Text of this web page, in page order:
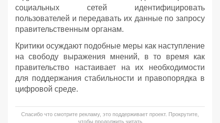
социальных сетей идентифицировать
пользователей и передавать их данные по запросу
правительственным органам.
Критики осуждают подобные меры как наступление
на свободу выражения мнений, в то время как
правительство настаивает на их необходимости
для поддержания стабильности и правопорядка в
цифровой среде.
Спасибо что смотрите рекламу, это поддерживает проект. Прокрутите,
чтобы продолжить читать